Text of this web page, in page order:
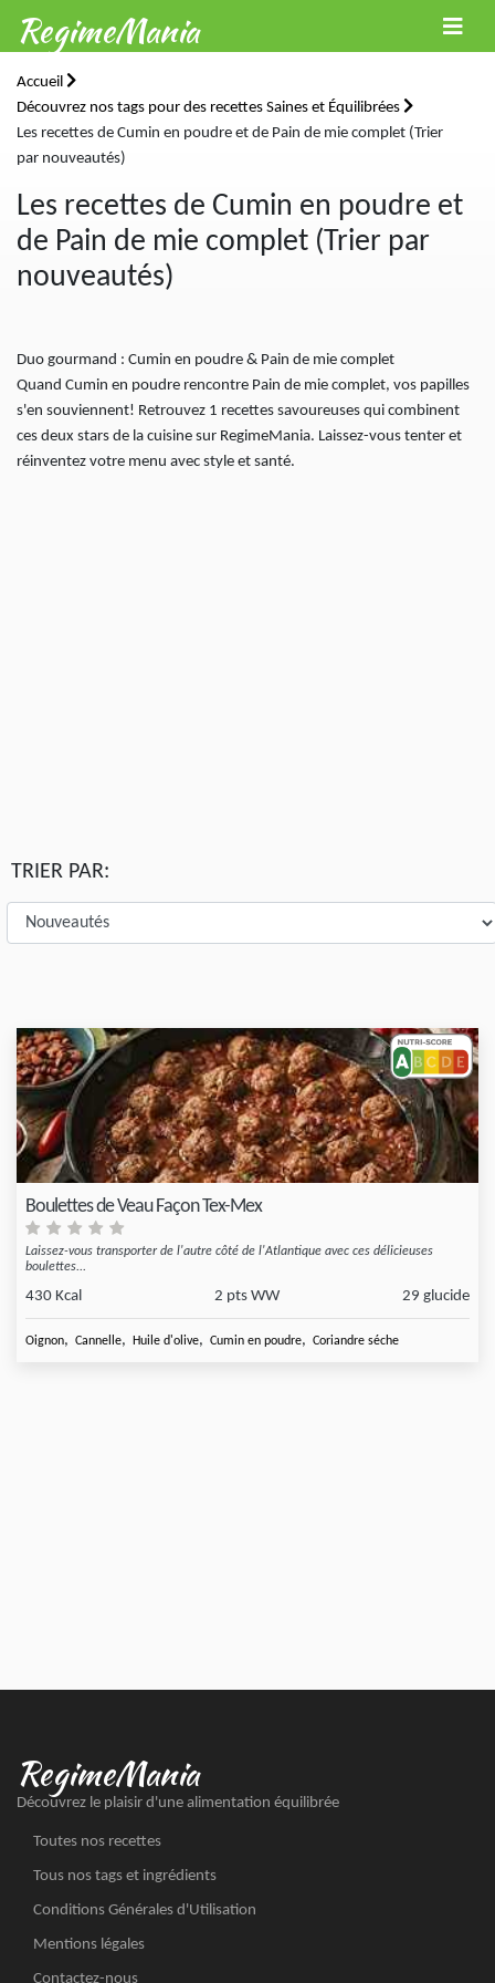
RegimeMania
Accueil
Découvrez nos tags pour des recettes Saines et Équilibrées
Les recettes de Cumin en poudre et de Pain de mie complet (Trier
par nouveautés)
Les recettes de Cumin en poudre et
de Pain de mie complet (Trier par
nouveautés)
Duo gourmand : Cumin en poudre & Pain de mie complet
Quand Cumin en poudre rencontre Pain de mie complet, vos papilles
s'en souviennent! Retrouvez 1 recettes savoureuses qui combinent
ces deux stars de la cuisine sur RegimeMania. Laissez-vous tenter et
réinventez votre menu avec style et santé.
TRIER PAR:
Boulettes de Veau Façon Tex-Mex
Laissez-vous transporter de l'autre côté de l'Atlantique avec ces délicieuses
boulettes...
430 Kcal 2 pts WW 29 glucide
Oignon, Cannelle, Huile d'olive, Cumin en poudre, Coriandre séche
RegimeMania
Découvrez le plaisir d'une alimentation équilibrée
Toutes nos recettes
Tous nos tags et ingrédients
Conditions Générales d'Utilisation
Mentions légales
Contactez-nous